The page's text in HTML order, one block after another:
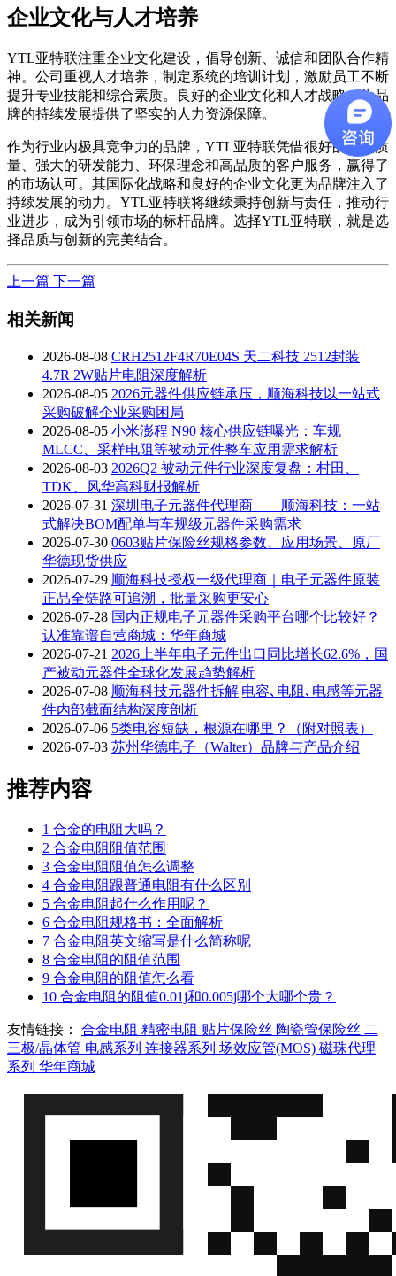
企业文化与人才培养
YTL亚特联注重企业文化建设，倡导创新、诚信和团队合作精
神。公司重视人才培养，制定系统的培训计划，激励员工不断
提升专业技能和综合素质。良好的企业文化和人才战略，为品
牌的持续发展提供了坚实的人力资源保障。
作为行业内极具竞争力的品牌，YTL亚特联凭借很好的产品质
量、强大的研发能力、环保理念和高品质的客户服务，赢得了
的市场认可。其国际化战略和良好的企业文化更为品牌注入了
持续发展的动力。YTL亚特联将继续秉持创新与责任，推动行
业进步，成为引领市场的标杆品牌。选择YTL亚特联，就是选
择品质与创新的完美结合。
上一篇 下一篇
相关新闻
2026-08-08 CRH2512F4R70E04S 天二科技 2512封装
4.7R 2W贴片电阻深度解析
2026-08-05 2026元器件供应链承压，顺海科技以一站式
采购破解企业采购困局
2026-08-05 小米澎程 N90 核心供应链曝光：车规
MLCC、采样电阻等被动元件整车应用需求解析
2026-08-03 2026Q2 被动元件行业深度复盘：村田、
TDK、风华高科财报解析
2026-07-31 深圳电子元器件代理商——顺海科技：一站
式解决BOM配单与车规级元器件采购需求
2026-07-30 0603贴片保险丝规格参数、应用场景、原厂
华德现货供应
2026-07-29 顺海科技授权一级代理商｜电子元器件原装
正品全链路可追溯，批量采购更安心
2026-07-28 国内正规电子元器件采购平台哪个比较好？
认准靠谱自营商城：华年商城
2026-07-21 2026上半年电子元件出口同比增长62.6%，国
产被动元器件全球化发展趋势解析
2026-07-08 顺海科技元器件拆解|电容､电阻､电感等元器
件内部截面结构深度剖析
2026-07-06 5类电容短缺，根源在哪里？（附对照表）
2026-07-03 苏州华德电子（Walter）品牌与产品介绍
推荐内容
1 合金的电阻大吗？
2 合金电阻阻值范围
3 合金电阻阻值怎么调整
4 合金电阻跟普通电阻有什么区别
5 合金电阻起什么作用呢？
6 合金电阻规格书：全面解析
7 合金电阻英文缩写是什么简称呢
8 合金电阻的阻值范围
9 合金电阻的阻值怎么看
10 合金电阻的阻值0.01j和0.005j哪个大哪个贵？
友情链接： 合金电阻 精密电阻 贴片保险丝 陶瓷管保险丝 二
三极/晶体管 电感系列 连接器系列 场效应管(MOS) 磁珠代理
系列 华年商城